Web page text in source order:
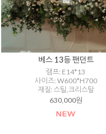
베스 13등 팬던트
램프: E14*13
사이즈: W600*H700
재질: 스틸,크리스탈
630,000원